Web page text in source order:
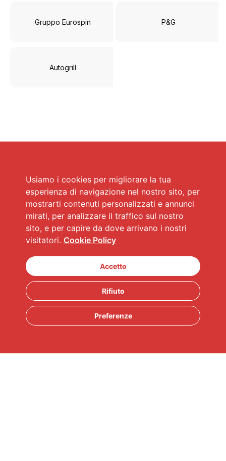
Usiamo i cookies per migliorare la tua
esperienza di navigazione nel nostro sito, per
mostrarti contenuti personalizzati e annunci
mirati, per analizzare il traffico sul nostro
sito, e per capire da dove arrivano i nostri
visitatori. Cookie Policy
Accetto
Rifiuto
Preferenze
Gruppo Eurospin P&G
Autogrill